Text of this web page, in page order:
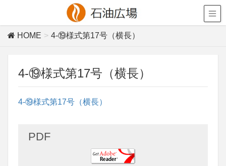
HOME 4-⑲様式第17号（横長）
4-⑲様式第17号（横長）
4-⑲様式第17号（横長）
PDF